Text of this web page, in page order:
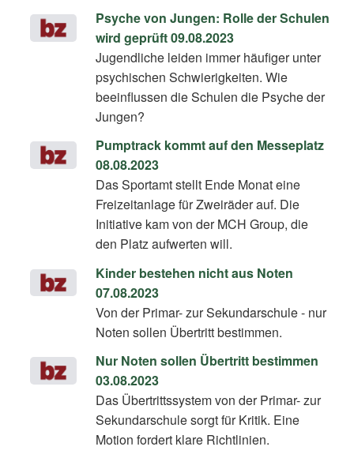
Psyche von Jungen: Rolle der Schulen
wird geprüft 09.08.2023
Jugendliche leiden immer häufiger unter
psychischen Schwierigkeiten. Wie
beeinflussen die Schulen die Psyche der
Jungen?
Pumptrack kommt auf den Messeplatz
08.08.2023
Das Sportamt stellt Ende Monat eine
Freizeitanlage für Zweiräder auf. Die
Initiative kam von der MCH Group, die
den Platz aufwerten will.
Kinder bestehen nicht aus Noten
07.08.2023
Von der Primar- zur Sekundarschule - nur
Noten sollen Übertritt bestimmen.
Nur Noten sollen Übertritt bestimmen
03.08.2023
Das Übertrittssystem von der Primar- zur
Sekundarschule sorgt für Kritik. Eine
Motion fordert klare Richtlinien.